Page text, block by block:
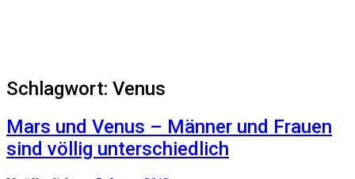
Schlagwort: Venus
Mars und Venus – Männer und Frauen
sind völlig unterschiedlich